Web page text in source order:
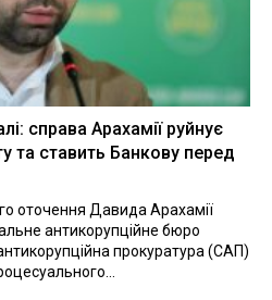
справа Арахамії руйнує
та ставить Банкову перед
оточення Давида Арахамії
антикорупційне бюро
прокуратура (САП)